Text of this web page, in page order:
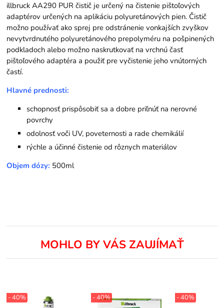
illbruck AA290 PUR čistič je určený na čistenie pištoľových
adaptérov určených na aplikáciu polyuretánových pien. Čistič
možno používať ako sprej pre odstránenie vonkajších zvyškov
nevytvrdnutého polyuretánového prepolyméru na pošpinených
podkladoch alebo možno naskrutkovať na vrchnú časť
pištoľového adaptéra a použiť pre vyčistenie jeho vnútorných
častí.
Hlavné prednosti:
schopnosť prispôsobiť sa a dobre priľnúť na nerovné
povrchy
odolnosť voči UV, poveternosti a rade chemikálií
rýchle a účinné čistenie od rôznych materiálov
Objem dózy: 500ml
MOHLO BY VÁS ZAUJÍMAŤ
- 40% - 40% - 40%